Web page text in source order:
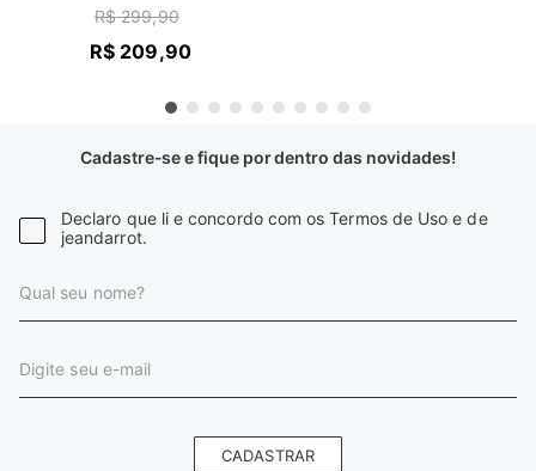
R$ 299,90
R$ 209,90
Cadastre-se e fique por dentro das novidades!
Declaro que li e concordo com os Termos de Uso e de
jeandarrot.
CADASTRAR